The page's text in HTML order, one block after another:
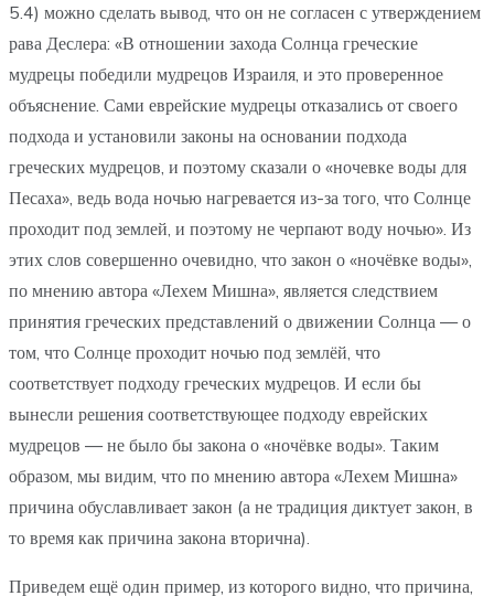
5.4) можно сделать вывод, что он не согласен с утверждением
рава Деслера: «В отношении захода Солнца греческие
мудрецы победили мудрецов Израиля, и это проверенное
объяснение. Сами еврейские мудрецы отказались от своего
подхода и установили законы на основании подхода
греческих мудрецов, и поэтому сказали о «ночевке воды для
Песаха», ведь вода ночью нагревается из-за того, что Солнце
проходит под землей, и поэтому не черпают воду ночью». Из
этих слов совершенно очевидно, что закон о «ночёвке воды»,
по мнению автора «Лехем Мишна», является следствием
принятия греческих представлений о движении Солнца — о
том, что Солнце проходит ночью под землёй, что
соответствует подходу греческих мудрецов. И если бы
вынесли решения соответствующее подходу еврейских
мудрецов — не было бы закона о «ночёвке воды». Таким
образом, мы видим, что по мнению автора «Лехем Мишна»
причина обуславливает закон (а не традиция диктует закон, в
то время как причина закона вторична).
Приведем ещё один пример, из которого видно, что причина,